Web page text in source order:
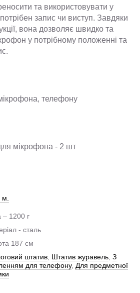
та використовувати у
запис чи виступ. Завдяки
вона дозволяє швидко та
у потрібному положенні та
телефону
мікрофона - 2 шт
– 1200 г
- сталь
187 см
штатив Штатив журавель З
для телефону, Для предметної